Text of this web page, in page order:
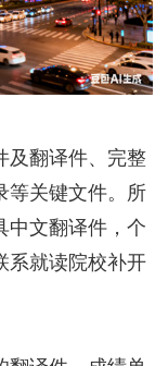
翻译件、完整
等关键文件。所
中文翻译件，个
系就读院校补开